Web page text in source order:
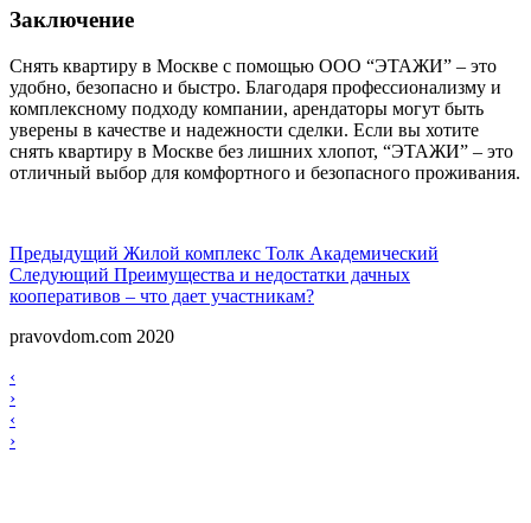
Заключение
Снять квартиру в Москве с помощью ООО “ЭТАЖИ” – это
удобно, безопасно и быстро. Благодаря профессионализму и
комплексному подходу компании, арендаторы могут быть
уверены в качестве и надежности сделки. Если вы хотите
снять квартиру в Москве без лишних хлопот, “ЭТАЖИ” – это
отличный выбор для комфортного и безопасного проживания.
Навигация
по
Предыдущий Предыдущий
Жилой комплекс Толк Академический
Следующий Следующий
Преимущества и недостатки дачных
кооперативов – что дает участникам?
pravovdom.com 2020
Scroll
Up
Навигация
по
записям
‹
›
Навигация
по
‹
›